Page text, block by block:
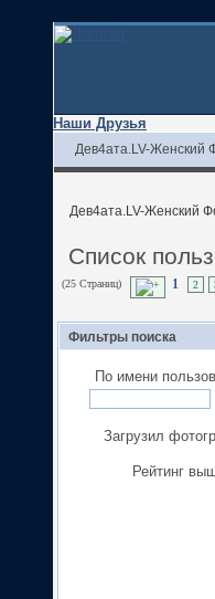
Наши Друзья
Дев4ата.LV-Женский
Дев4ата.LV-Женский
Список
(25 Страниц) 1 2
Фильтры поиска
По имени
Загрузил
Рейтинг